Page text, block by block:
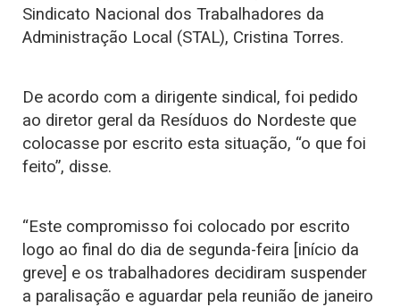
Sindicato Nacional dos Trabalhadores da
Administração Local (STAL), Cristina Torres.
De acordo com a dirigente sindical, foi pedido
ao diretor geral da Resíduos do Nordeste que
colocasse por escrito esta situação, “o que foi
feito”, disse.
“Este compromisso foi colocado por escrito
logo ao final do dia de segunda-feira [início da
greve] e os trabalhadores decidiram suspender
a paralisação e aguardar pela reunião de janeiro